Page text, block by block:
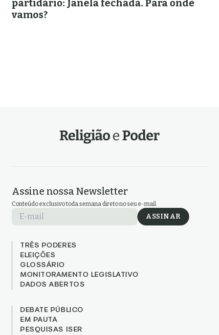
partidário: Janela fechada. Para onde
vamos?
Assine nossa Newsletter
Conteúdo exclusivo toda semana direto no seu e-mail.
E-mail ASSINAR
TRÊS PODERES
ELEIÇÕES
GLOSSÁRIO
MONITORAMENTO LEGISLATIVO
DADOS ABERTOS
DEBATE PÚBLICO
EM PAUTA
PESQUISAS ISER